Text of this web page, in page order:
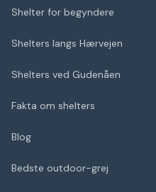
Shelter for begyndere
Shelters langs Hærvejen
Shelters ved Gudenåen
Fakta om shelters
Blog
Bedste outdoor-grej